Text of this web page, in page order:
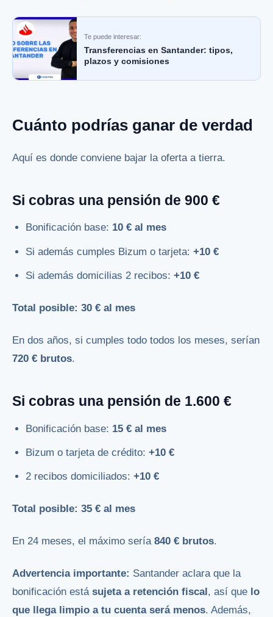
Te puede interesar:
Transferencias en Santander: tipos,
plazos y comisiones
Cuánto podrías ganar de verdad
Aquí es donde conviene bajar la oferta a tierra.
Si cobras una pensión de 900 €
Bonificación base: 10 € al mes
Si además cumples Bizum o tarjeta:+10 €
Si además domicilias 2 recibos:+10 €
Total posible: 30 € al mes
En dos años, si cumples todo todos los meses, serían
720 € brutos.
Si cobras una pensión de 1.600 €
Bonificación base: 15 € al mes
Bizum o tarjeta de crédito:+10 €
2 recibos domiciliados:+10 €
Total posible: 35 € al mes
En 24 meses, el máximo sería 840 € brutos.
Advertencia importante: Santander aclara que la
bonificación está sujeta a retención fiscal, así que lo
que llega limpio a tu cuenta será menos. Además,